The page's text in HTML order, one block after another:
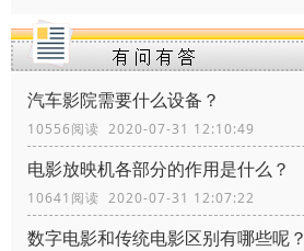
汽车影院需要什么设备？
10556阅读 2020-07-31 12:10:49
电影放映机各部分的作用是什么？
10641阅读 2020-07-31 12:07:22
数字电影和传统电影区别有哪些呢？